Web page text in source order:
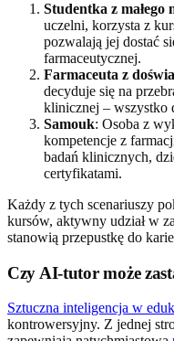
Studentka z małego
uczelni, korzysta z
pozwalają jej dostać
farmaceutycznej.
Farmaceuta z
decyduje się na
klinicznej – wszystko
Samouk: Osoba z
kompetencje z
badań klinicznych,
certyfikatami.
Każdy z tych scenariuszy
kursów, aktywny udział w
stanowią przepustkę do
Czy AI-tutor może
Sztuczna inteligencja w
kontrowersyjny. Z jednej